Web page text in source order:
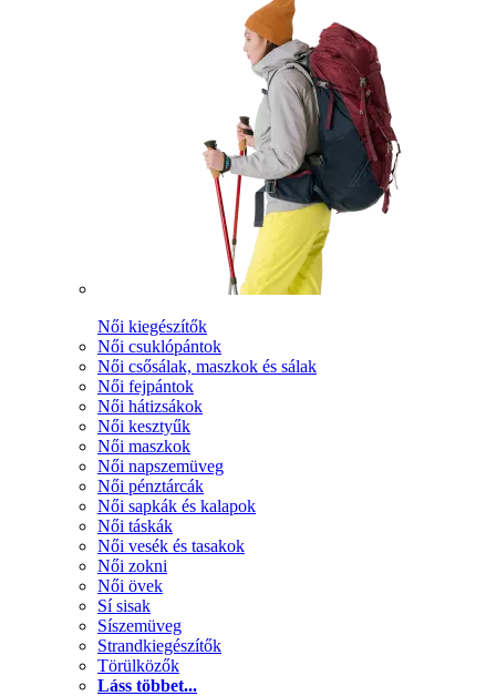
Női kiegészítők
Női csuklópántok
Női csősálak, maszkok és sálak
Női fejpántok
Női hátizsákok
Női kesztyűk
Női maszkok
Női napszemüveg
Női pénztárcák
Női sapkák és kalapok
Női táskák
Női vesék és tasakok
Női zokni
Női övek
Sí sisak
Síszemüveg
Strandkiegészítők
Törülközők
Láss többet...